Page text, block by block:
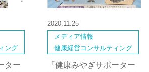
ング
ター
2020.11.25
メディア情報
健康経営コンサルティング
『健康みやぎサポーター